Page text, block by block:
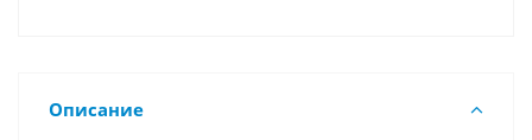
Описание